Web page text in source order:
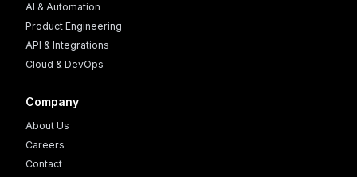
AI & Automation
Product Engineering
API & Integrations
Cloud & DevOps
Company
About Us
Careers
Contact